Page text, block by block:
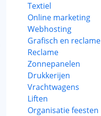
Textiel
Online marketing
Webhosting
Grafisch en reclame
Reclame
Zonnepanelen
Drukkerijen
Vrachtwagens
Liften
Organisatie feesten